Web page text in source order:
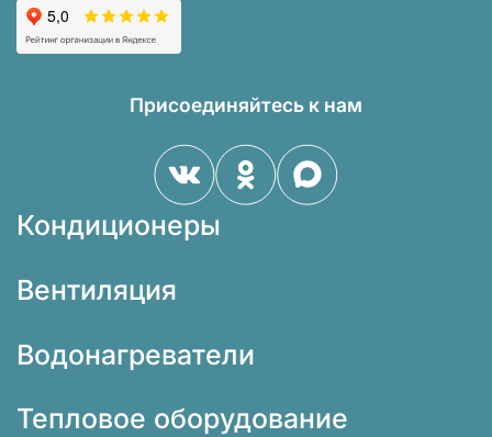
Присоединяйтесь к нам
Кондиционеры
Вентиляция
Водонагреватели
Тепловое оборудование